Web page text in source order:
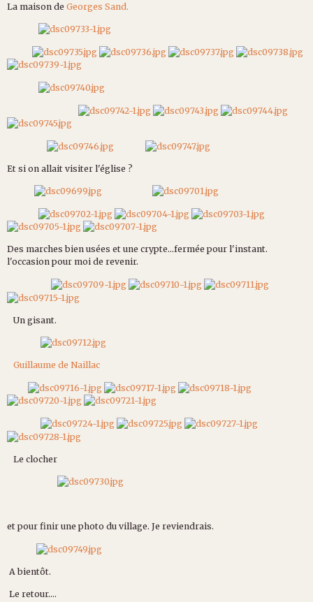
La maison de Georges Sand.
Et si on allait visiter l'église ?
Des marches bien usées et une crypte...fermée pour l'instant.
l'occasion pour moi de revenir.
Un gisant.
Guillaume de Naillac
Le clocher
et pour finir une photo du village. Je reviendrais.
A bientôt.
Le retour....